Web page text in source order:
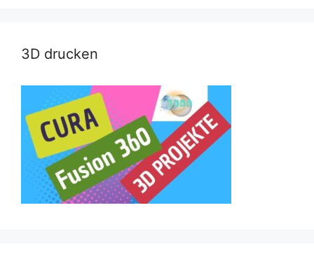
3D drucken